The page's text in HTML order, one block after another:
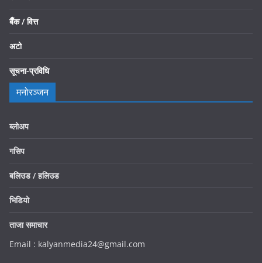
बैँक / वित्त
अटो
सूचना-प्रविधि
मनोरञ्जन
ब्लोअप
गसिप
बलिउड / हलिउड
भिडियो
ताजा समाचार
Email : kalyanmedia24@gmail.com